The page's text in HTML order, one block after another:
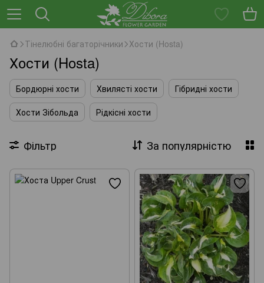
Тінелюбні багаторічники Хости (Hosta)
Хости (Hosta)
Бордюрні хости Хвилясті хости
Гібридні хости
Хости Зібольда
Рідкісні хости
Фільтр За популярністю